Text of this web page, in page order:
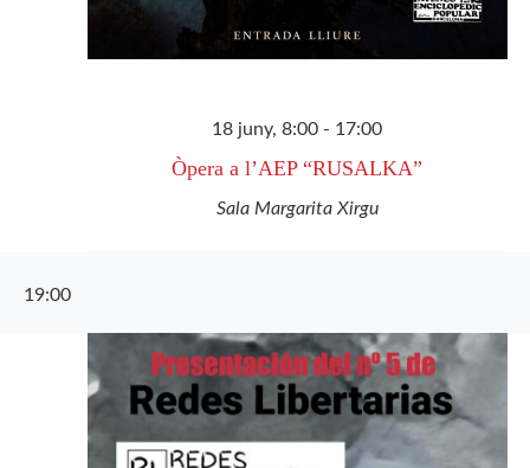
18 juny, 8:00 - 17:00
Òpera a l’AEP “RUSALKA”
Sala Margarita Xirgu
19:00